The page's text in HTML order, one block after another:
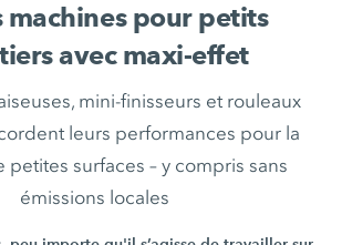
machines pour petits
avec maxi-effet
mini-finisseurs et rouleaux
leurs performances pour la
petites surfaces – y compris sans
émissions locales